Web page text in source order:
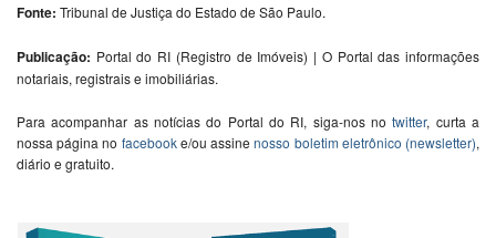
Fonte: Tribunal de Justiça do Estado de São Paulo.
Publicação: Portal do RI (Registro de Imóveis) | O Portal das informações
notariais, registrais e imobiliárias.
Para acompanhar as notícias do Portal do RI, siga-nos notwitter, curta a
nossa página no facebooke/ou assinenosso boletim eletrônico (newsletter),
diário e gratuito.